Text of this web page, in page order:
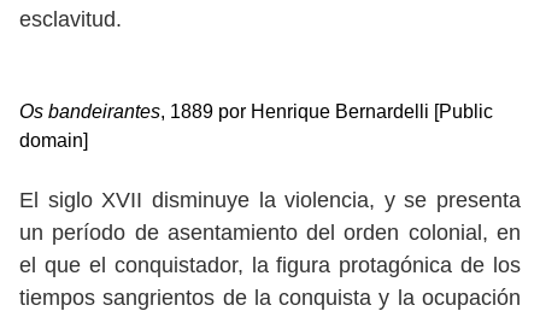
esclavitud.
Os bandeirantes, 1889 por Henrique Bernardelli [Public
domain]
El siglo XVII disminuye la violencia, y se presenta
un período de asentamiento del orden colonial, en
el que el conquistador, la figura protagónica de los
tiempos sangrientos de la conquista y la ocupación